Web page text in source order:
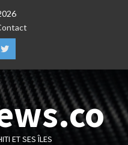
Twitter
ET SES ÎLES